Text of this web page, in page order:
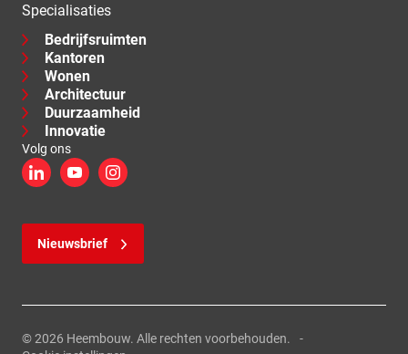
Specialisaties
Bedrijfsruimten
Kantoren
Wonen
Architectuur
Duurzaamheid
Innovatie
Volg ons
LinkedInYouTubeInstagram
Nieuwsbrief
© 2026 Heembouw. Alle rechten voorbehouden.